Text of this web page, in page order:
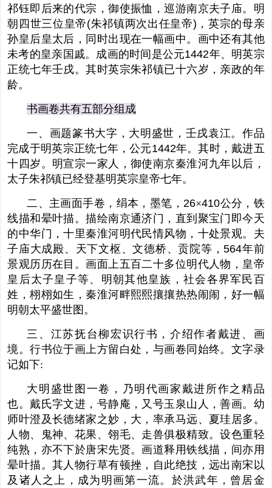
祁钰即后来的代宗，御使振恤，巡游南京夫子庙。明
朝四世三位皇帝(朱祁镇两次出任皇帝) ，英宗的母亲
孙皇后皇太后，同时出现在一幅画中。画中还有其他
未考的皇亲国戚。成画的时间是公元1442年、明英宗
正统七年壬戌。其时英宗朱祁镇已十六岁，亲政的年
龄。
书画卷共有五部分组成
一、画题篆书大字，大明盛世，壬戌袁江。作品
完成于明英宗正统七年，公元1442年。其时，戴进五
十四岁。明宣宗一家人，御使南京秦淮河九年以后，
太子朱祁镇已经登基明英宗皇帝七年。
二、主画面手卷，绢本，墨笔， 26×410公分，铁
线描和晕叶描。描绘南京通济门，直到聚宝门即今天
的中华门，十里秦淮河明代民情风物，十处景观。夫
子庙大成殿、天下文枢、文德桥、贡院等，564年前
景观历历在目。画面上五百二十多位明代人物，皇帝
皇后太子皇子等、明朝其他皇族，社会各界军民百
姓，栩栩如生，秦淮河畔熙熙攘攘热热闹闹，好一幅
明朝太平盛世图。
三、江苏抚台柳宏识行书，介绍作者戴进、画
境。行书位于画上方留白处，与画卷同始终。文字录
记如下:
大明盛世图一卷，乃明代画家戴进所作之精品
也。戴氏字文进，号静庵，又号玉泉山人，善画。幼
师叶澄及长德绪家之妙，大，率承马远、夏珪居多。
人物、鬼神、花果、翎毛、走兽俱极精致。设色重轻
纯熟，亦不下於唐宋先贤。画道释用铁线描，间亦用
晕叶描。其人物行草有顿挫，自此绝技，远出南宋以
及诸人之上，成为明画第一流。於洪武年，曾居金